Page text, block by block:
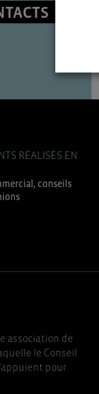
RÉALISÉS EN
conseils
association de
le Conseil
pour